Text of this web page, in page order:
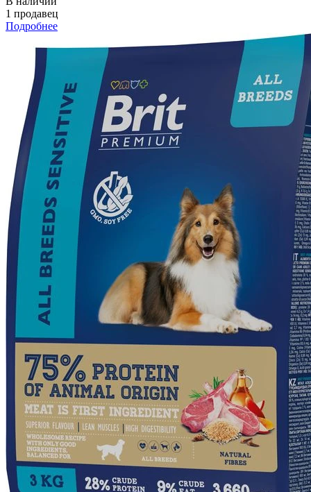
1 продавец
Подробнее